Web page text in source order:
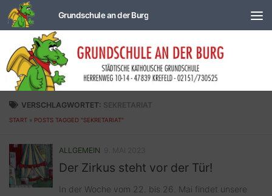
Zum Inhalt springen
VERSCHLAGWORTET: SEKRETARIAT
START » POSTS TAGGED "SEKRETARIAT"
ALLGEMEIN
Der Zirkus steht vor der Tür!
In der Woche vom 22. bis 26. Mai findet unsere